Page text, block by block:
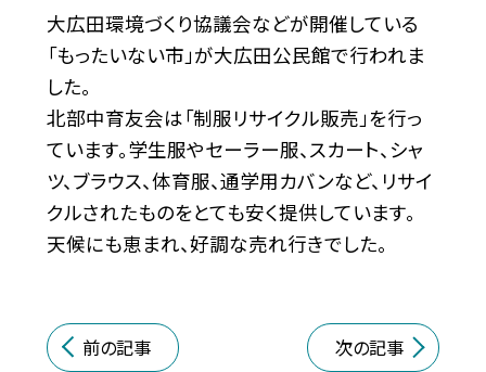
大広田環境づくり協議会などが開催している
「もったいない市」が大広田公民館で行われま
した。
北部中育友会は「制服リサイクル販売」を行っ
ています。学生服やセーラー服、スカート、シャ
ツ、ブラウス、体育服、通学用カバンなど、リサイ
クルされたものをとても安く提供しています。
天候にも恵まれ、好調な売れ行きでした。
前の記事 次の記事